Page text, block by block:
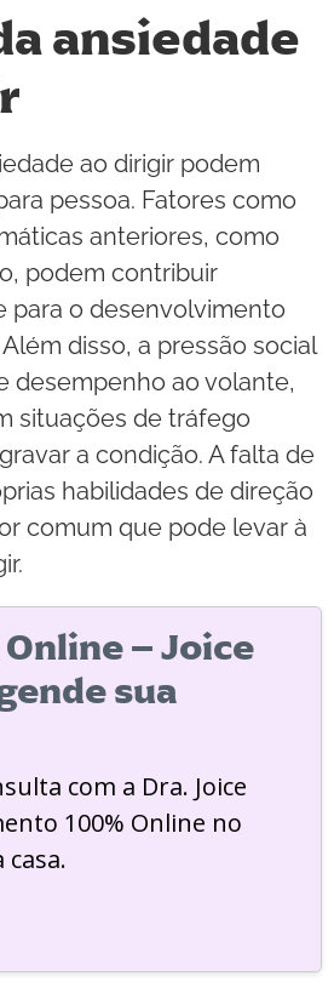
ansiedade
ao dirigir podem
pessoa. Fatores como
anteriores, como
podem contribuir
para o desenvolvimento
disso, a pressão social
desempenho ao volante,
situações de tráfego
a condição. A falta de
habilidades de direção
comum que pode levar à
– Joice
sua
com a Dra. Joice
100% Online no